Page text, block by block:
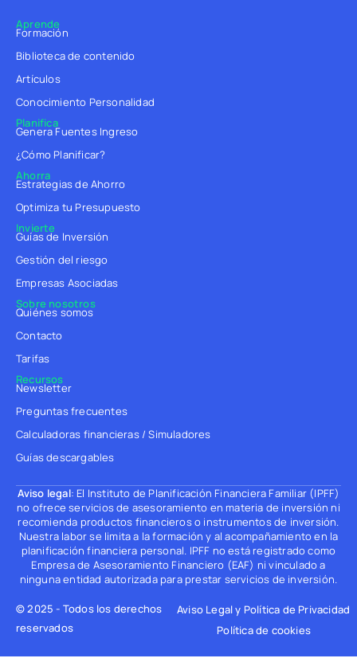
Aprende
Formación
Biblioteca de contenido
Artículos
Conocimiento Personalidad
Planifica
Genera Fuentes Ingreso
¿Cómo Planificar?
Ahorra
Estrategias de Ahorro
Optimiza tu Presupuesto
Invierte
Guías de Inversión
Gestión del riesgo
Empresas Asociadas
Sobre nosotros
Quiénes somos
Contacto
Tarifas
Recursos
Newsletter
Preguntas frecuentes
Calculadoras financieras / Simuladores
Guías descargables
Aviso legal: El Instituto de Planificación Financiera Familiar (IPFF)
no ofrece servicios de asesoramiento en materia de inversión ni
recomienda productos financieros o instrumentos de inversión.
Nuestra labor se limita a la formación y al acompañamiento en la
planificación financiera personal. IPFF no está registrado como
Empresa de Asesoramiento Financiero (EAF) ni vinculado a
ninguna entidad autorizada para prestar servicios de inversión.
© 2025 - Todos los derechos
reservados
Aviso Legal y Política de Privacidad
Política de cookies